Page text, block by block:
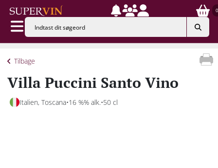
0
Tilbage
Villa Puccini Santo Vino
Italien, Toscana 16 %% alk. 50 cl